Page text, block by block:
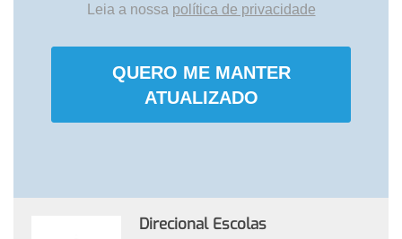
Leia a nossa política de privacidade
QUERO ME MANTER
ATUALIZADO
Direcional Escolas